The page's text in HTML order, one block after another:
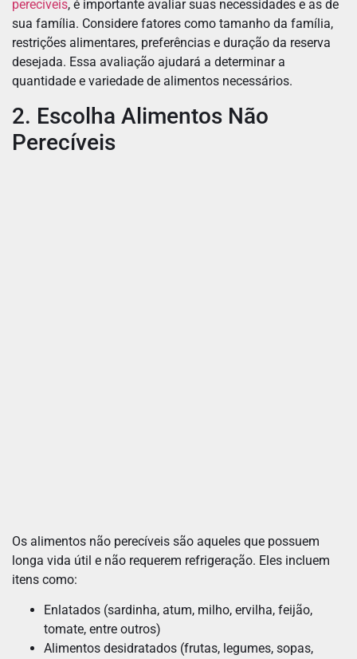
perecíveis, é importante avaliar suas necessidades e as de
sua família. Considere fatores como tamanho da família,
restrições alimentares, preferências e duração da reserva
desejada. Essa avaliação ajudará a determinar a
quantidade e variedade de alimentos necessários.
2. Escolha Alimentos Não
Perecíveis
Os alimentos não perecíveis são aqueles que possuem
longa vida útil e não requerem refrigeração. Eles incluem
itens como:
Enlatados (sardinha, atum, milho, ervilha, feijão,
tomate, entre outros)
Alimentos desidratados (frutas, legumes, sopas,